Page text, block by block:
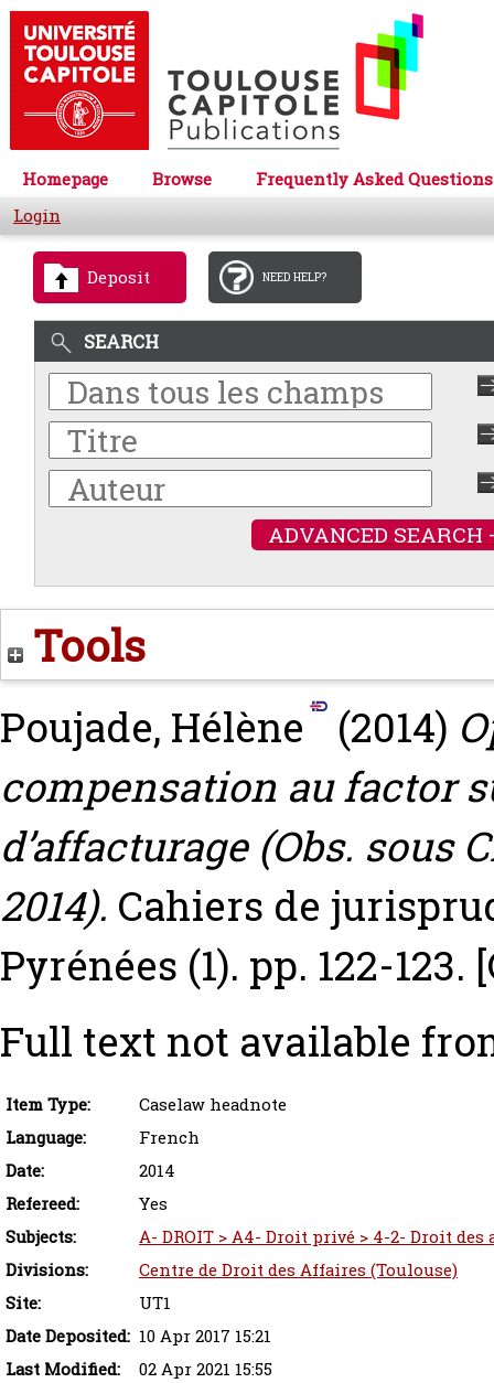
Homepage Browse
Frequently Asked Questions
Login
Deposit NEED HELP?
SEARCH
ADVANCED SEARCH
Tools
Poujade, Hélène (2014)
compensation au factor
d’affacturage (Obs. sous
2014). Cahiers de
Pyrénées (1). pp. 122-123.
Full text not available
Item Type:
Caselaw headnote
Language:
French
Date:
2014
Refereed:
Yes
Subjects:
A- DROIT > A4- Droit privé > 4-2- Droit
Divisions:
Centre de Droit des Affaires (Toulouse)
Site:
UT1
Date Deposited: 10 Apr 2017 15:21
Last Modified:
02 Apr 2021 15:55